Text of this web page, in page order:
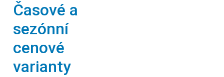
Časové a
sezónní
cenové
varianty